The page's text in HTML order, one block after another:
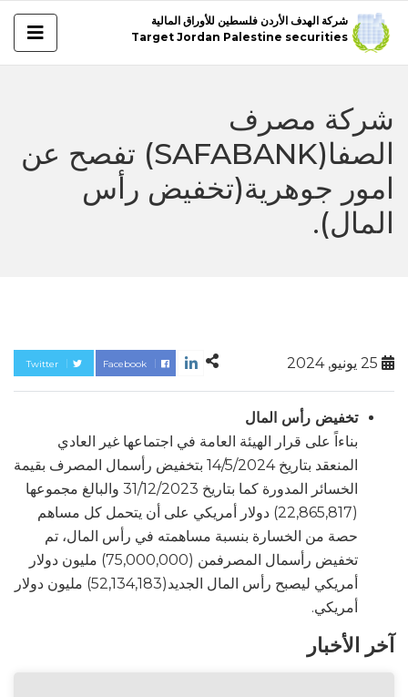
شركة الهدف الأردن فلسطين للأوراق المالية
Target Jordan Palestine securities
شركة مصرف
الصفا(SAFABANK) تفصح عن
امور جوهرية(تخفيض رأس
المال).
Twitter Facebook
تخفيض رأس المال
بناءاً على قرار الهيئة العامة في اجتماعها غير العادي
المنعقد بتاريخ 14/5/2024 بتخفيض رأسمال المصرف بقيمة
الخسائر المدورة كما بتاريخ 31/12/2023 والبالغ مجموعها
(22,865,817) دولار أمريكي على أن يتحمل كل مساهم
حصة من الخسارة بنسبة مساهمته في رأس المال، تم
تخفيض رأسمال المصرفمن (75,000,000) مليون دولار
أمريكي ليصبح رأس المال الجديد(52,134,183) مليون دولار
أمريكي.
آخر الأخبار